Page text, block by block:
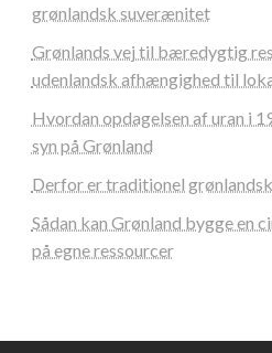
grønlandsk suverænitet
Grønlands vej til bæredygtig
udenlandsk afhængighed til
Hvordan opdagelsen af uran i
syn på Grønland
Derfor er traditionel
Sådan kan Grønland bygge en
på egne ressourcer